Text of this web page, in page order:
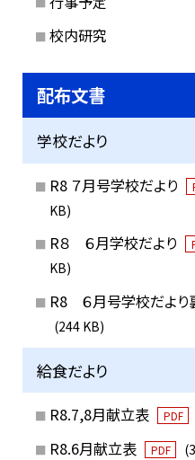
校内研究
配布文書
学校だより
R8 ７月号学校だより
KB)
R８ ６月学校だより
KB)
R8 ６月号学校だより
(244 KB)
給食だより
R8.7,8月献立表 PDF
R8.6月献立表 PDF